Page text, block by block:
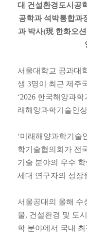
대 건설환경도시공
공학과 석박통합과
과 박사(現 한화오
서울대학교 공과대
생 3명이 최근 제주
‘2026 한국해양과
래해양과학기술인
‘미래해양과학기술
학기술협의회가 전
기술 분야의 우수
세대 연구자의 성장
서울공대의 올해 수
물, 건설환경 및 도
학 분야에서 국내